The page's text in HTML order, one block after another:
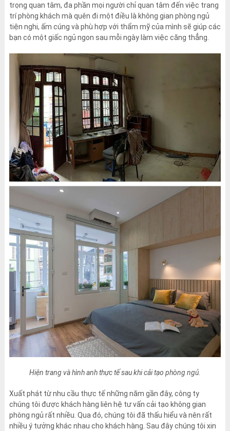
trọng quan tâm, đa phần mọi người chỉ quan tâm đến việc trang
trí phòng khách mà quên đi một điều là không gian phòng ngủ
tiện nghi, ấm cúng và phù hợp với thẩm mỹ của mình sẽ giúp các
bạn có một giấc ngủ ngon sau mỗi ngày làm việc căng thẳng.
Hiện trang và hình anh thực tế sau khi cải tạo phòng ngủ.
Xuất phát từ nhu cầu thực tế những năm gần đây, công ty
chúng tôi được khách hàng liên hệ tư vấn cải tạo không gian
phòng ngủ rất nhiều. Qua đó, chúng tôi đã thấu hiểu và nên rất
nhiều ý tưởng khác nhau cho khách hàng. Sau đây chúng tôi xin